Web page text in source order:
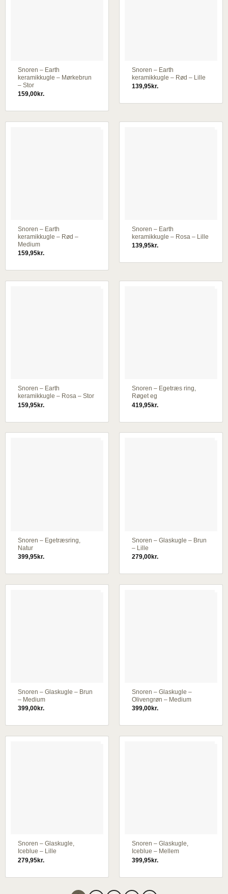
Snoren – Earth
keramikkugle – Mørkebrun
– Stor
159,00kr.
Snoren – Earth
keramikkugle – Rød – Lille
139,95kr.
Snoren – Earth
keramikkugle – Rød –
Medium
159,95kr.
Snoren – Earth
keramikkugle – Rosa – Lille
139,95kr.
Snoren – Earth
keramikkugle – Rosa – Stor
159,95kr.
Snoren – Egetræs ring,
Røget eg
419,95kr.
Snoren – Egetræsring,
Natur
399,95kr.
Snoren – Glaskugle – Brun
– Lille
279,00kr.
Snoren – Glaskugle – Brun
– Medium
399,00kr.
Snoren – Glaskugle –
Olivengrøn – Medium
399,00kr.
Snoren – Glaskugle,
Iceblue – Lille
279,95kr.
Snoren – Glaskugle,
Iceblue – Mellem
399,95kr.